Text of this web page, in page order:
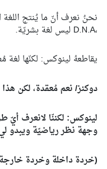
نحنُ نعرف أنّ ما يُنتج
D.N.A، ليس لغة بشريّة.
يقاطعهُ لينوكس: لكنّها لغة
دوكنز/ نعم مُعقدة، لكن
لينوكس: لكننّا لانعرف أيّ
وجهة نظر رياضيّة ويبدو
(خردة داخلة وخردة